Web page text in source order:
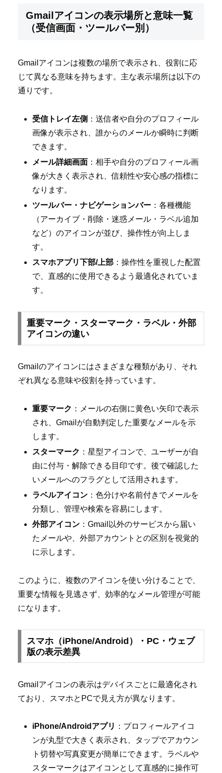
Gmailアイコンの表示場所と意味一覧
（受信画面・ツールバー別）
Gmailアイコンは複数の場所で表示され、役割に応
じて異なる意味を持ちます。主な表示場所は以下の
通りです。
受信トレイ左側 ：送信者や自分のプロフィール
画像が表示され、誰からのメールか瞬時に判断
できます。
メール詳細画面 ：相手や自分のプロフィール画
像が大きく表示され、信頼性や安心感の指標に
なります。
ツールバー・ナビゲーションバー ：各種機能
（アーカイブ・削除・迷惑メール・ラベル追加
など）のアイコンが並び、操作性が向上しま
す。
スマホアプリ下部/上部 ：操作性を重視した配置
で、直感的に使用できるよう最適化されていま
す。
重要マーク・スターマーク・ラベル・外部
アイコンの違い
Gmailのアイコンにはさまざまな種類があり、それ
ぞれ異なる意味や役割を持っています。
重要マーク ：メールの右側に黄色い矢印で表示
され、Gmailが自動判定した重要なメールを示
します。
スターマーク ：星型アイコンで、ユーザーが自
由に付与・解除できる目印です。後で確認した
いメールへのフラグとして活用されます。
ラベルアイコン ：色分けや名前付きでメールを
分類し、管理や検索を容易にします。
外部アイコン ：Gmail以外のサービスから届い
たメールや、外部アカウントとの区別を視覚的
に示します。
このように、複数のアイコンを使い分けることで、
重要な情報を見逃さず、効率的なメール管理が可能
になります。
スマホ（iPhone/Android）・PC・ウェブ
版の表示差異
Gmailアイコンの表示はデバイスごとに最適化され
ており、スマホとPCで見え方が異なります。
iPhone/Androidアプリ ：プロフィールアイコ
ンが丸型で大きく表示され、タップでアカウン
ト切替や写真変更が簡単にできます。ラベルや
スターマークはアイコンとして直感的に操作可